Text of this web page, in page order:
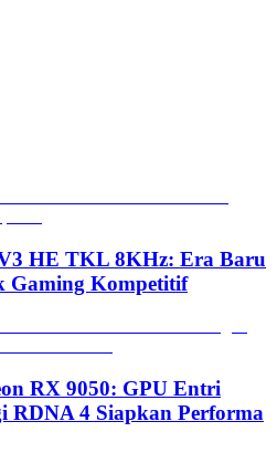
HE TKL 8KHz: Era Baru
Gaming Kompetitif
RX 9050: GPU Entri
RDNA 4 Siapkan Performa